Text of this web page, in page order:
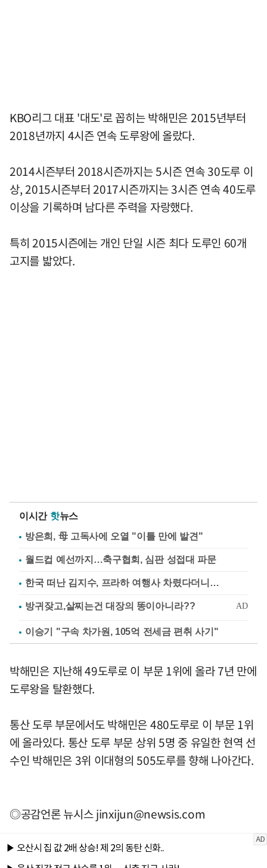
KBO리그 대표 '대도'로 꼽히는 박해민은 2015년부터
2018년까지 4시즌 연속 도루왕에 올랐다.
2014시즌부터 2018시즌까지는 5시즌 연속 30도루 이
상, 2015시즌부터 2017시즌까지는 3시즌 연속 40도루
이상을 기록하며 남다른 주력을 자랑했다.
특히 2015시즌에는 개인 단일 시즌 최다 도루인 60개
고지를 밟았다.
이시간 핫뉴스
방은희, 母 고독사에 오열 "이틀 만에 발견"
월드컵 예선까지…축구협회, 심판 성접대 파문
한국 떠난 김지수, 프라하 여행사 차렸다더니…
이승기 "구속 차가원, 105억 전세금 편취 사기"
박해민은 지난해 49도루로 이 부문 1위에 올라 7년 만에
도루왕을 탈환했다.
통산 도루 부문에서도 박해민은 480도루로 이 부문 1위
에 올라있다. 통산 도루 부문 상위 5명 중 유일한 현역 선
수인 박해민은 3위 이대형의 505도루를 향해 나아간다.
◎공감언론 뉴시스jinxijun@newsis.com